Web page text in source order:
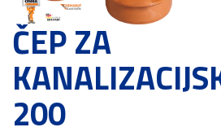
ČEP ZA
200